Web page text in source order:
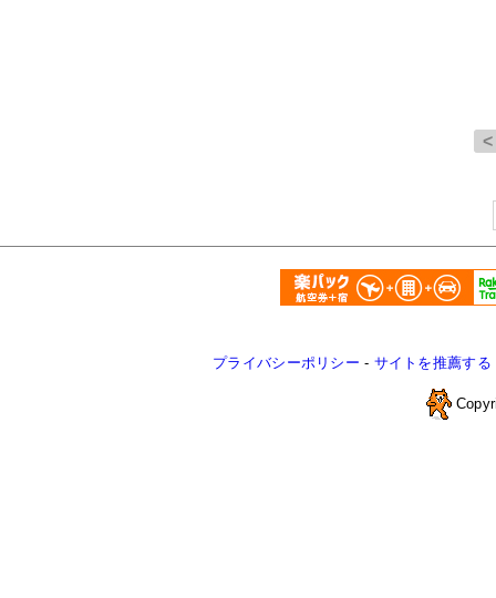
プライバシーポリシー - サイトを推薦する